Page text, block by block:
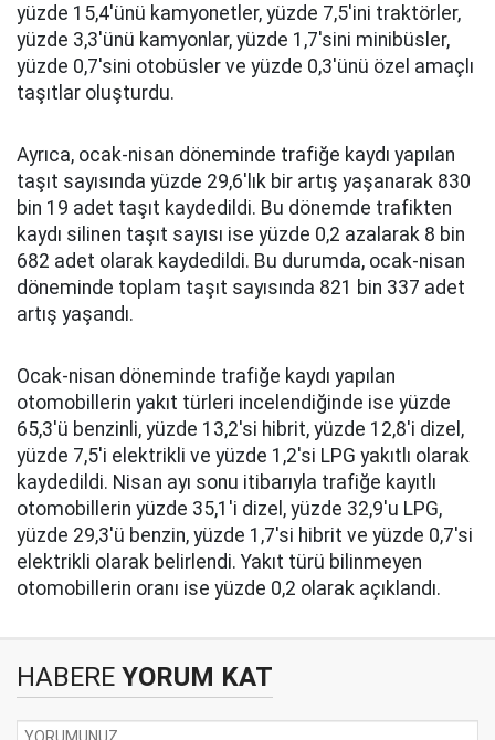
yüzde 15,4'ünü kamyonetler, yüzde 7,5'ini traktörler,
yüzde 3,3'ünü kamyonlar, yüzde 1,7'sini minibüsler,
yüzde 0,7'sini otobüsler ve yüzde 0,3'ünü özel amaçlı
taşıtlar oluşturdu.
Ayrıca, ocak-nisan döneminde trafiğe kaydı yapılan
taşıt sayısında yüzde 29,6'lık bir artış yaşanarak 830
bin 19 adet taşıt kaydedildi. Bu dönemde trafikten
kaydı silinen taşıt sayısı ise yüzde 0,2 azalarak 8 bin
682 adet olarak kaydedildi. Bu durumda, ocak-nisan
döneminde toplam taşıt sayısında 821 bin 337 adet
artış yaşandı.
Ocak-nisan döneminde trafiğe kaydı yapılan
otomobillerin yakıt türleri incelendiğinde ise yüzde
65,3'ü benzinli, yüzde 13,2'si hibrit, yüzde 12,8'i dizel,
yüzde 7,5'i elektrikli ve yüzde 1,2'si LPG yakıtlı olarak
kaydedildi. Nisan ayı sonu itibarıyla trafiğe kayıtlı
otomobillerin yüzde 35,1'i dizel, yüzde 32,9'u LPG,
yüzde 29,3'ü benzin, yüzde 1,7'si hibrit ve yüzde 0,7'si
elektrikli olarak belirlendi. Yakıt türü bilinmeyen
otomobillerin oranı ise yüzde 0,2 olarak açıklandı.
HABERE YORUM KAT